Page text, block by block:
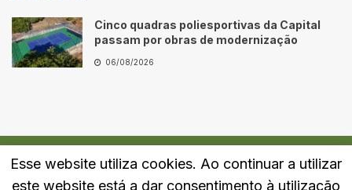
Cinco quadras poliesportivas da Capital
passam por obras de modernização
06/08/2026
Quem Somos Fale Conosco Política de Privacidade
Esse website utiliza cookies. Ao continuar a utilizar
este website está a dar consentimento à utilização